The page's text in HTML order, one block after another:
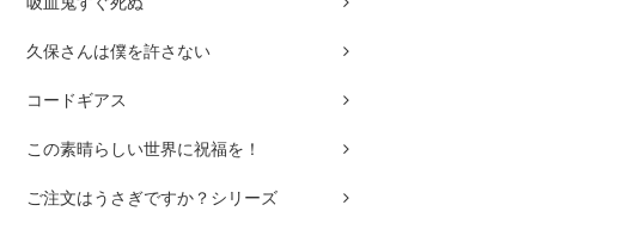
久保さんは僕を許さない
コードギアス
この素晴らしい世界に祝福を！
ご注文はうさぎですか？シリーズ